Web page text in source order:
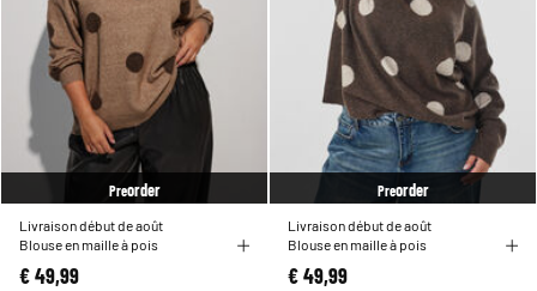
Preorder
Livraison début de août
Blouse en maille à pois
€ 49,99
Preorder
Livraison début de août
Blouse en maille à pois
€ 49,99